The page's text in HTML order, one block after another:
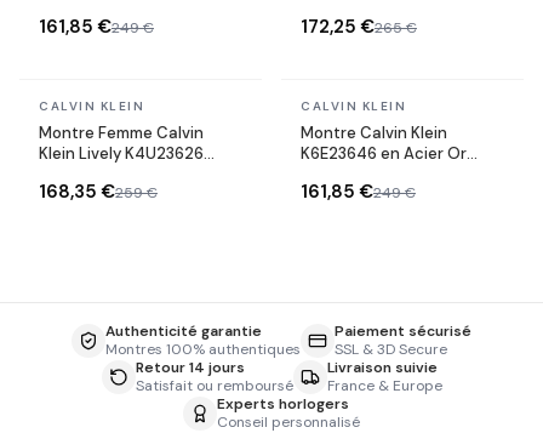
161,85 €249 €
Noir
172,25 €265 €
En stock
CALVIN KLEIN
Montre Femme Calvin
Klein Lively K4U23626
168,35 €259 €
En stock
CALVIN KLEIN
Montre Calvin Klein
K6E23646 en Acier Or
161,85 €249 €
Authenticité garantie
Montres 100% authentiques
Paiement sécurisé
SSL & 3D Secure
Retour 14 jours
Satisfait ou remboursé
Livraison suivie
France & Europe
Experts horlogers
Conseil personnalisé